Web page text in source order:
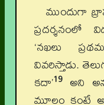
ముందుగా
ప్రదర్శనంలో
‘నఖలు
వివరిస్తాడు.
కదా’19 అని
మూలం కంటే